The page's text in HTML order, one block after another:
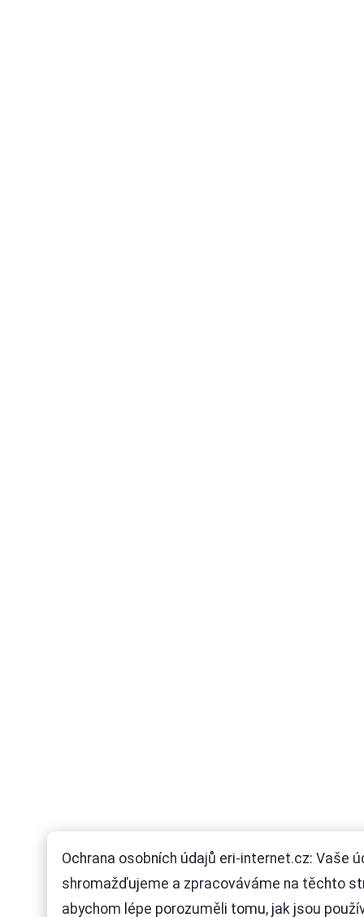
Ochrana osobních údajů eri-internet.cz: Vaše
shromažďujeme a zpracováváme na těchto
abychom lépe porozuměli tomu, jak jsou